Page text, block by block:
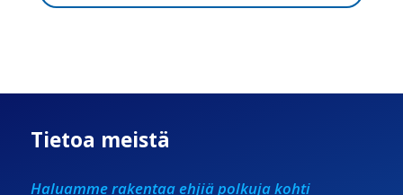
Tietoa meistä
Haluamme rakentaa ehjiä polkuja kohti